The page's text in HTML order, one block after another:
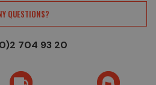
QUESTIONS?
704 93 20